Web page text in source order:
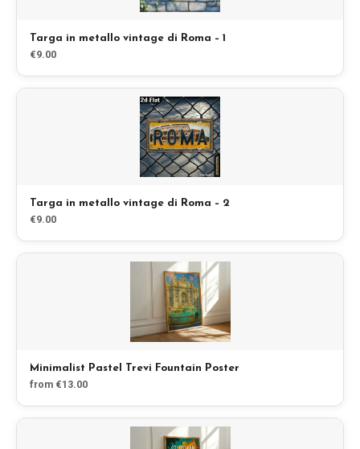
Targa in metallo vintage di Roma – 1
€9.00
Targa in metallo vintage di Roma – 2
€9.00
Minimalist Pastel Trevi Fountain Poster
from €13.00